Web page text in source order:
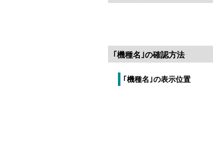
｢機種名｣の確認方法
｢機種名｣の表示位置